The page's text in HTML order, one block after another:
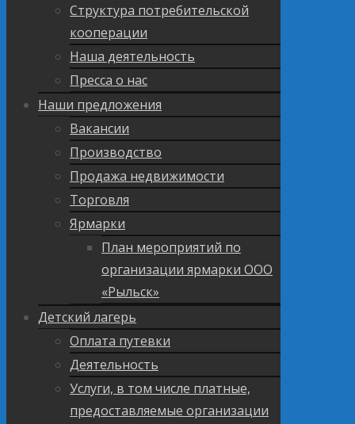
Структура потребительской
кооперации
Наша деятельность
Пресса о нас
Наши предложения
Вакансии
Производство
Продажа недвижимости
Торговля
Ярмарки
План мероприятий по
организации ярмарки ООО
«Рыльск»
Детский лагерь
Оплата путевки
Деятельность
Услуги, в том числе платные,
предоставляемые организации